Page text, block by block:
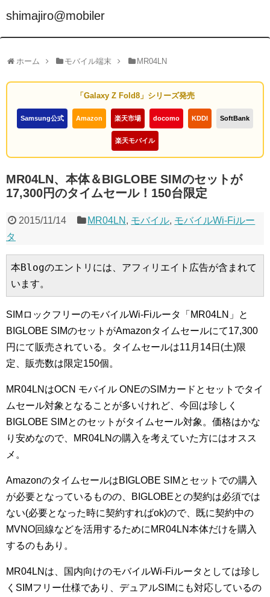
shimajiro@mobiler
ホーム モバイル端末 MR04LN
「Galaxy Z Fold8」シリーズ発売
Samsung公式 Amazon 楽天市場 docomo KDDI SoftBank
楽天モバイル
MR04LN、本体＆BIGLOBE SIMのセットが
17,300円のタイムセール！150台限定
2015/11/14 MR04LN , モバイル, モバイルWi-Fiルー
タ
本Blogのエントリには、アフィリエイト広告が含まれて
います。
SIMロックフリーのモバイルWi-Fiルータ「MR04LN」と
BIGLOBE SIMのセットがAmazonタイムセールにて17,300
円にて販売されている。タイムセールは11月14日(土)限
定、販売数は限定150個。
MR04LNはOCN モバイル ONEのSIMカードとセットでタイ
ムセール対象となることが多いけれど、今回は珍しく
BIGLOBE SIMとのセットがタイムセール対象。価格はかな
り安めなので、MR04LNの購入を考えていた方にはオスス
メ。
AmazonのタイムセールはBIGLOBE SIMとセットでの購入
が必要となっているものの、BIGLOBEとの契約は必須では
ない(必要となった時に契約すればok)ので、既に契約中の
MVNO回線などを活用するためにMR04LN本体だけを購入
するのもあり。
MR04LNは、国内向けのモバイルWi-Fiルータとしては珍し
くSIMフリー仕様であり、デュアルSIMにも対応しているの